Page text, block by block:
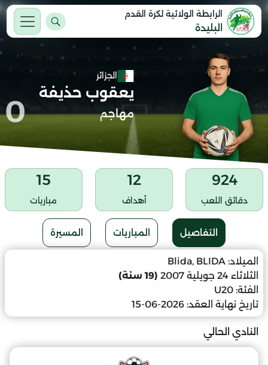
الرابطة الولائية لكرة القدم
البليدة
الجزائر
يعقوب حذيفة
مهاجم 0
924
دقائق اللعب
12
أهداف
15
مباريات
التفاصيل المباريات المسيرة
الميلاد: Blida, BLIDA
الثلاثاء 24 جويلية 2007
(19 سنة)
الفئة: U20
تاريخ نهاية العقد: 2026-06-15
النادي الحالي